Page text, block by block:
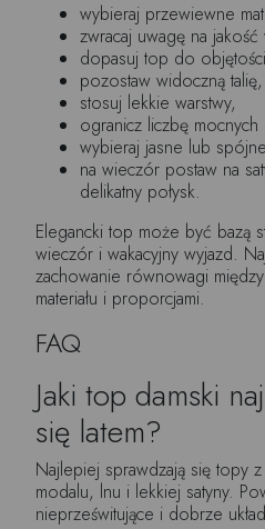
wybieraj przewiewne
zwracaj uwagę na
dopasuj top do
pozostaw widoczną talię,
stosuj lekkie warstwy,
ogranicz liczbę
wybieraj jasne lub
na wieczór postaw na
delikatny połysk.
Elegancki top może być bazą
wieczór i wakacyjny wyjazd.
zachowanie równowagi
materiału i proporcjami.
FAQ
Jaki top damski
się latem?
Najlepiej sprawdzają się topy
modalu, lnu i lekkiej satyny.
nieprześwitujące i dobrze